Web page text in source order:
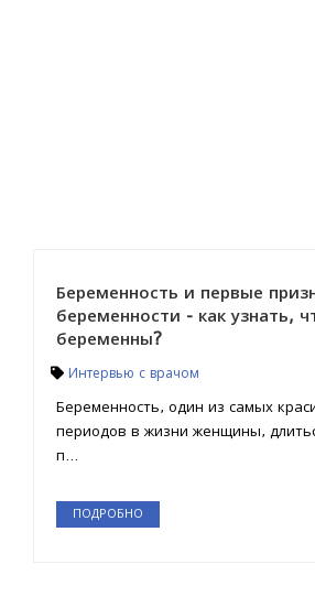
Беременность и первые
беременности - как узнать,
беременны?
Интервью с врачом
Беременность, один из самых
периодов в жизни женщины,
п...
ПОДРОБНО